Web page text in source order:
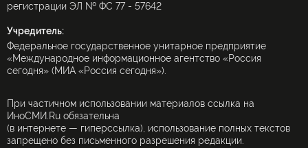
регистрации ЭЛ № ФС 77 - 57642
Учредитель:
Федеральное государственное унитарное предприятие
«Международное информационное агентство «Россия
сегодня» (МИА «Россия сегодня»).
При частичном использовании материалов ссылка на
ИноСМИ.Ru обязательна
(в интернете — гиперссылка), использование полных текстов
запрещено без письменного разрешения редакции.